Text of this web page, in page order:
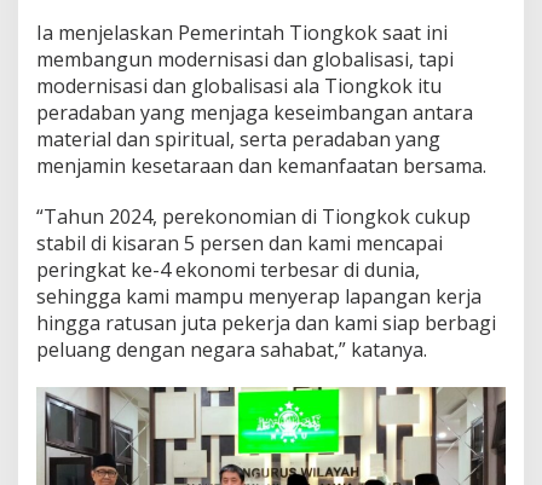
m
a
j
u
a
n
Ia menjelaskan Pemerintah Tiongkok saat ini
membangun modernisasi dan globalisasi, tapi
modernisasi dan globalisasi ala Tiongkok itu
peradaban yang menjaga keseimbangan antara
material dan spiritual, serta peradaban yang
menjamin kesetaraan dan kemanfaatan bersama.
“Tahun 2024, perekonomian di Tiongkok cukup
stabil di kisaran 5 persen dan kami mencapai
peringkat ke-4 ekonomi terbesar di dunia,
sehingga kami mampu menyerap lapangan kerja
hingga ratusan juta pekerja dan kami siap berbagi
peluang dengan negara sahabat,” katanya.